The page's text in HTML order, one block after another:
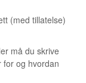
(med tillatelse)
må du skrive
for og hvordan